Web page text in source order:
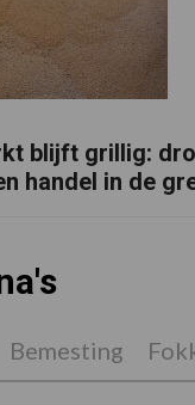
blijft grillig:
handel in de
Bemesting